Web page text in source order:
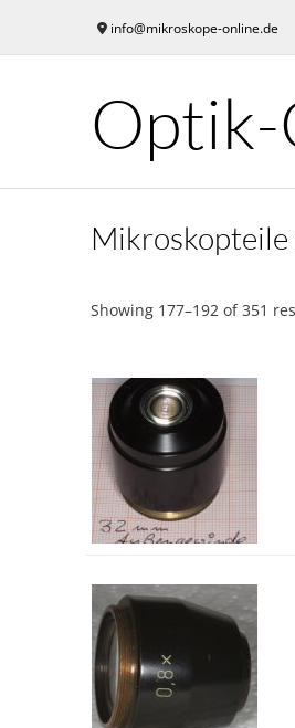
content
info@mikroskope-online.de
Mikroskopteile
Showing 177–192 of 351